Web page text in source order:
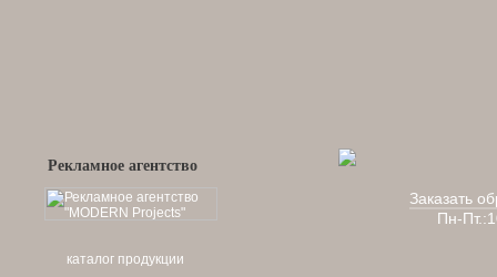
Рекламное агентство
каталог продукции
Заказать
Пн-